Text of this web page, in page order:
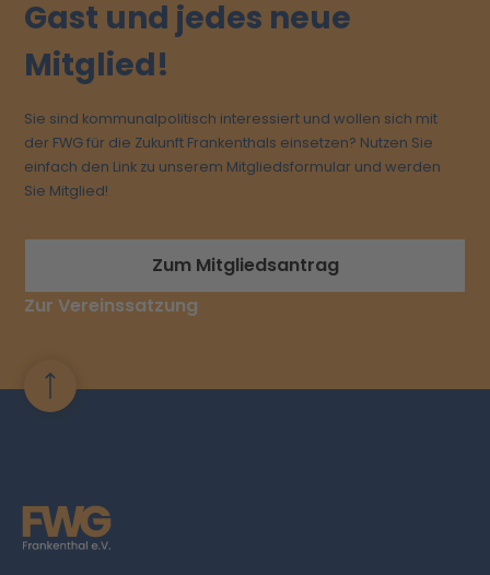
Gast und jedes neue
Mitglied!
Sie sind kommunalpolitisch interessiert und wollen sich mit
der FWG für die Zukunft Frankenthals einsetzen? Nutzen Sie
einfach den Link zu unserem Mitgliedsformular und werden
Sie Mitglied!
Zum Mitgliedsantrag
Zur Vereinssatzung